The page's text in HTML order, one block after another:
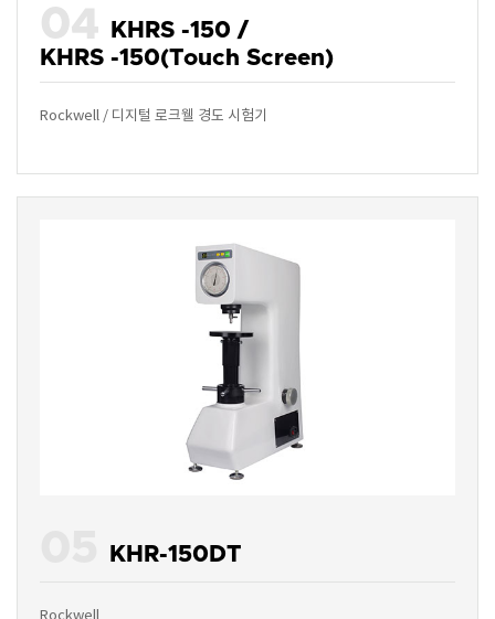
04
KHRS -150 /
KHRS -150(Touch Screen)
Rockwell / 디지털 로크웰 경도 시험기
KHR-150DT